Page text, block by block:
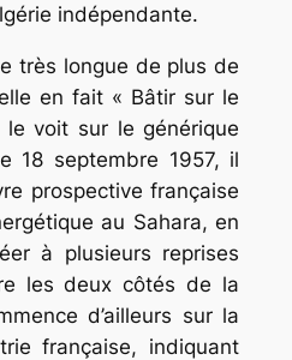
indépendante.
très longue de plus de
en fait « Bâtir sur le
voit sur le générique
18 septembre 1957, il
prospective française
au Sahara, en
à plusieurs reprises
les deux côtés de la
d’ailleurs sur la
française, indiquant